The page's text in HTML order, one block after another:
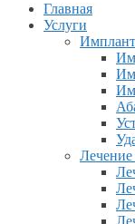
Главная
Услуги
Лечение